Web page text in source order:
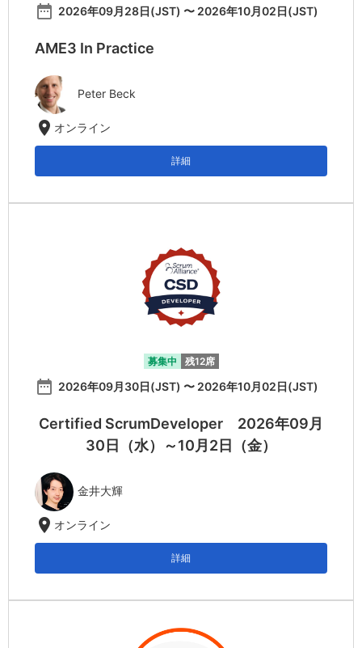
date_range 2026年09月28日(JST) 〜 2026年10月02日(JST)
AME3 In Practice
Peter Beck
location_on オンライン
詳細
募集中 残12席
date_range 2026年09月30日(JST) 〜 2026年10月02日(JST)
Certified ScrumDeveloper 2026年09月
30日（水）～10月2日（金）
金井大輝
location_on オンライン
詳細